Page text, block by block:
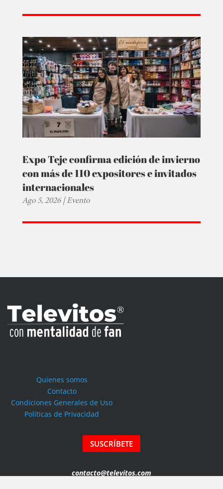
Expo Teje confirma edición de invierno
con más de 110 expositores e invitados
internacionales
Ago 5, 2026|Evento
Quienes somos
Contacto
Condiciones Generales de Uso
Políticas de Privacidad
SUSCRÍBETE
contacto@televitos.com